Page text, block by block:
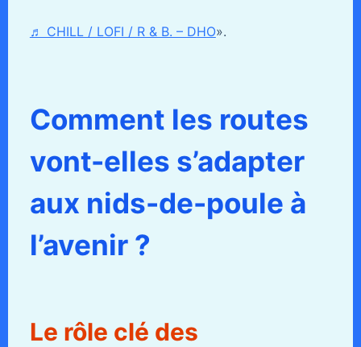
♬ CHILL / LOFI / R & B. – DHO».
Comment les routes
vont-elles s’adapter
aux nids-de-poule à
l’avenir ?
Le rôle clé des